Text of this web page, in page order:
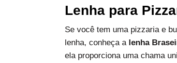
Lenha para
Se você tem uma pizzaria e
lenha, conheça a lenha
ela proporciona uma chama